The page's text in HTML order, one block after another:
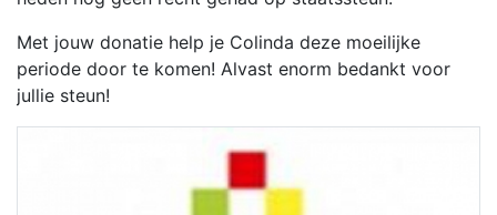
Met jouw donatie help je Colinda deze moeilijke
periode door te komen! Alvast enorm bedankt voor
jullie steun!